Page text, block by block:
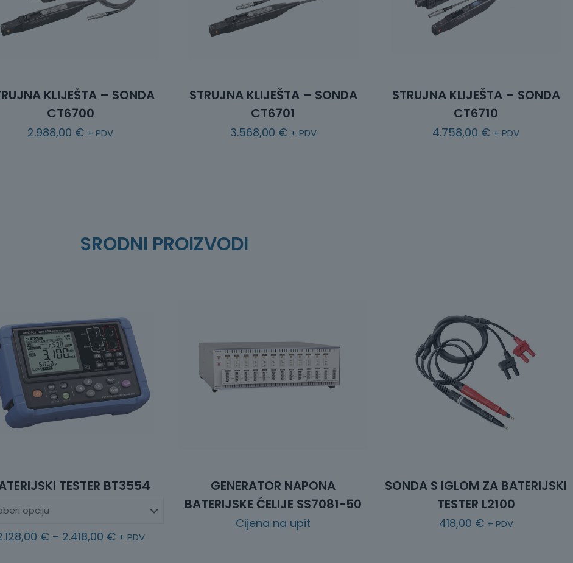
KLIJEŠTA – SONDA
CT6700
2.988,00 € + PDV
STRUJNA KLIJEŠTA – SONDA
CT6701
3.568,00 € + PDV
STRUJNA KLIJEŠTA – SONDA
CT6710
4.758,00 € + PDV
SRODNI PROIZVODI
TESTER BT3554
€ – 2.418,00 €R+ PDV
GENERATOR NAPONA
BATERIJSKE ĆELIJE SS7081-50
Cijena na upit
SONDA S IGLOM ZA BATERIJSKI
TESTER L2100
418,00 € + PDV